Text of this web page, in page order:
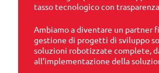
tasso tecnologico con
Ambiamo a diventare un partner
gestione di progetti di sviluppo
soluzioni robotizzate complete,
all’implementazione della